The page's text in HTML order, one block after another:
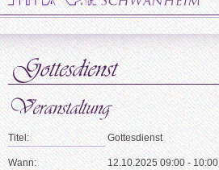
Titel: Gottesdienst
Wann: 12.10.2025 09:00 - 10:00